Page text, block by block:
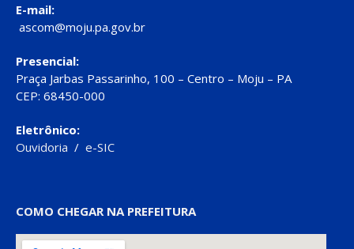
E-mail:
ascom@moju.pa.gov.br
Presencial:
Praça Jarbas Passarinho, 100 – Centro – Moju – PA
CEP: 68450-000
Eletrônico:
Ouvidoria / e-SIC
COMO CHEGAR NA PREFEITURA